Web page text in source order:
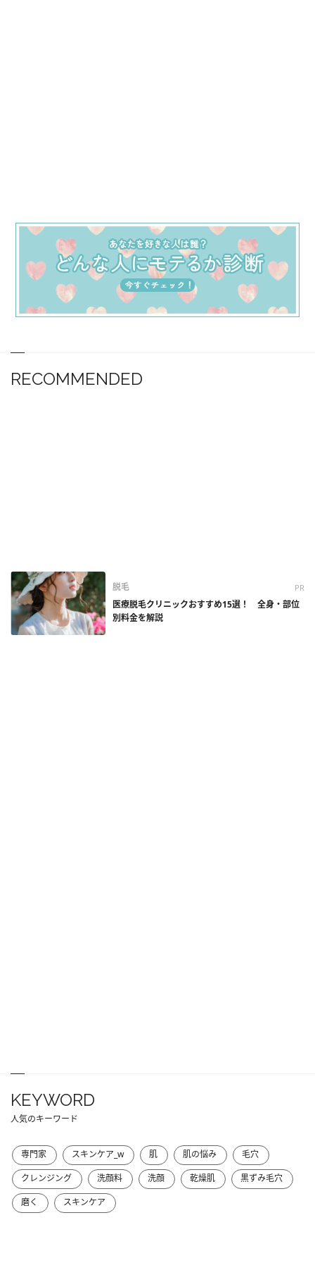
RECOMMENDED
脱毛 PR
医療脱毛クリニックおすすめ15選！ 全身・部位
別料金を解説
KEYWORD
人気のキーワード
専門家 スキンケア_w 肌 肌の悩み
毛穴
クレンジング
洗顔料 洗顔 乾燥肌
黒ずみ毛穴
磨く
スキンケア